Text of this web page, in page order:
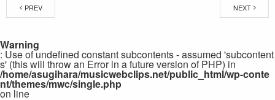
PREV NEXT
Warning
: Use of undefined constant subcontents - assumed 'subcontent
s' (this will throw an Error in a future version of PHP) in
/home/asugihara/musicwebclips.net/public_html/wp-conte
nt/themes/mwc/single.php
on line